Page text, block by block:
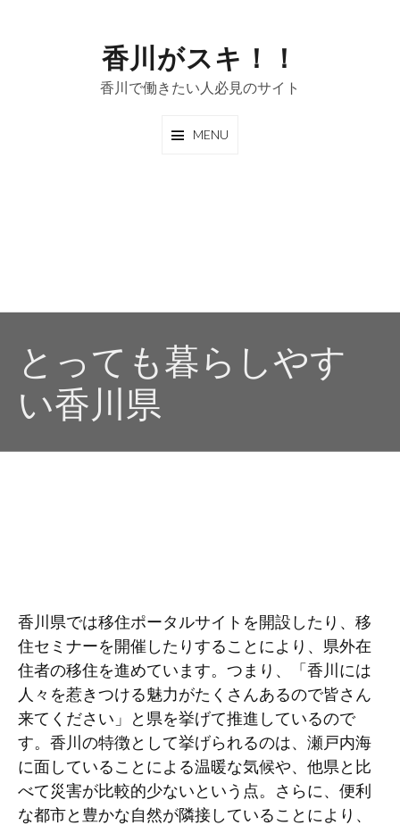
香川がスキ！！
香川で働きたい人必見のサイト
MENU
とっても暮らしやす
い香川県
香川県では移住ポータルサイトを開設したり、移
住セミナーを開催したりすることにより、県外在
住者の移住を進めています。つまり、「香川には
人々を惹きつける魅力がたくさんあるので皆さん
来てください」と県を挙げて推進しているので
す。香川の特徴として挙げられるのは、瀬戸内海
に面していることによる温暖な気候や、他県と比
べて災害が比較的少ないという点。さらに、便利
な都市と豊かな自然が隣接していることにより、